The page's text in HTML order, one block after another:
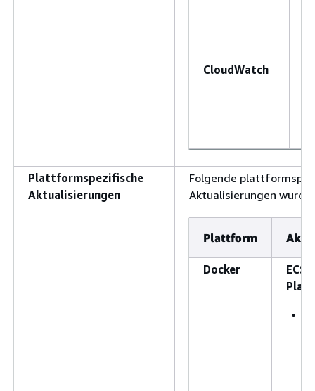
CloudWatch
Plattformspezifische
Aktualisierungen
Folgende
Aktualisierungen
Plattform
Docker